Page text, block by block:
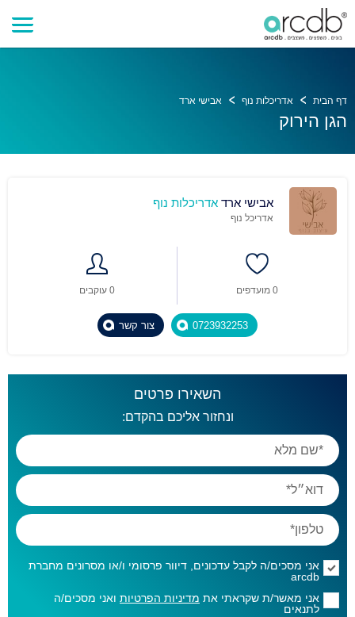
דף הבית אדריכלות נוף אבישי ארד
הגן הירוק
אבישי ארד אדריכלות נוף
אדריכל נוף
0 עוקבים 0 מועדפים
צור קשר 0723932253
השאירו פרטים
ונחזור אליכם בהקדם:
אני מסכים/ה לקבל עדכונים, דיוור פרסומי ו/או מסרונים מחברת
arcdb
אני מאשר/ת שקראתי את מדיניות הפרטיות ואני מסכים/ה
לתנאים